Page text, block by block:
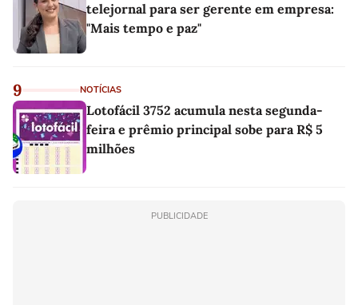
telejornal para ser gerente em empresa:
"Mais tempo e paz"
9 NOTÍCIAS
Lotofácil 3752 acumula nesta segunda-
feira e prêmio principal sobe para R$ 5
milhões
PUBLICIDADE